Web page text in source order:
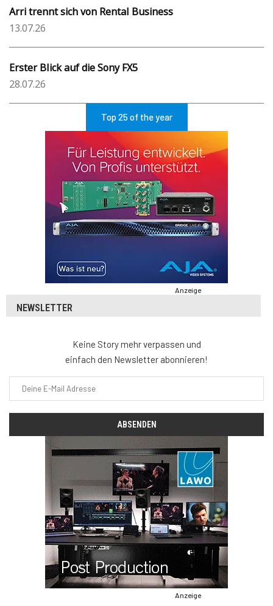
Arri trennt sich von Rental Business
13.07.26
Erster Blick auf die Sony FX5
28.07.26
Top 25 of the year
Anzeige
NEWSLETTER
Keine Story mehr verpassen und
einfach den Newsletter abonnieren!
Anzeige